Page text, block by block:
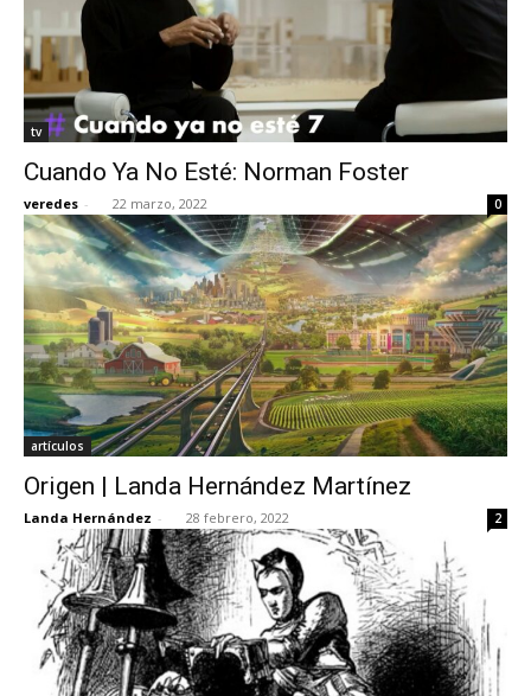
tv
Cuando Ya No Esté: Norman Foster
veredes - 22 marzo, 2022 0
artículos
Origen | Landa Hernández Martínez
Landa Hernández - 28 febrero, 2022 2